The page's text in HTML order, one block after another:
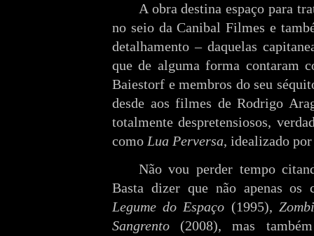
A obra destina espaço para
no seio da Canibal Filmes e
detalhamento – daquelas
que de alguma forma contaram
Baiestorf e membros do seu
desde aos filmes de Rodrigo
totalmente despretensiosos,
como Lua Perversa, idealizado
Não vou perder tempo
Basta dizer que não apenas os
Legume do Espaço (1995),
Sangrento (2008), mas